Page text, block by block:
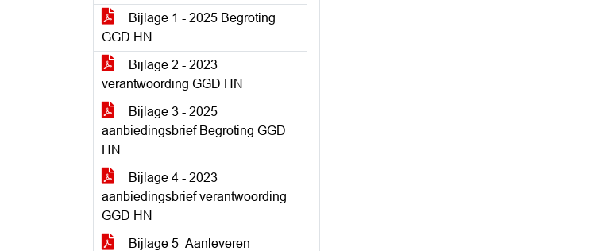
Bijlage 1 - 2025 Begroting
GGD HN
Bijlage 2 - 2023
verantwoording GGD HN
Bijlage 3 - 2025
aanbiedingsbrief Begroting GGD
HN
Bijlage 4 - 2023
aanbiedingsbrief verantwoording
GGD HN
Bijlage 5- Aanleveren